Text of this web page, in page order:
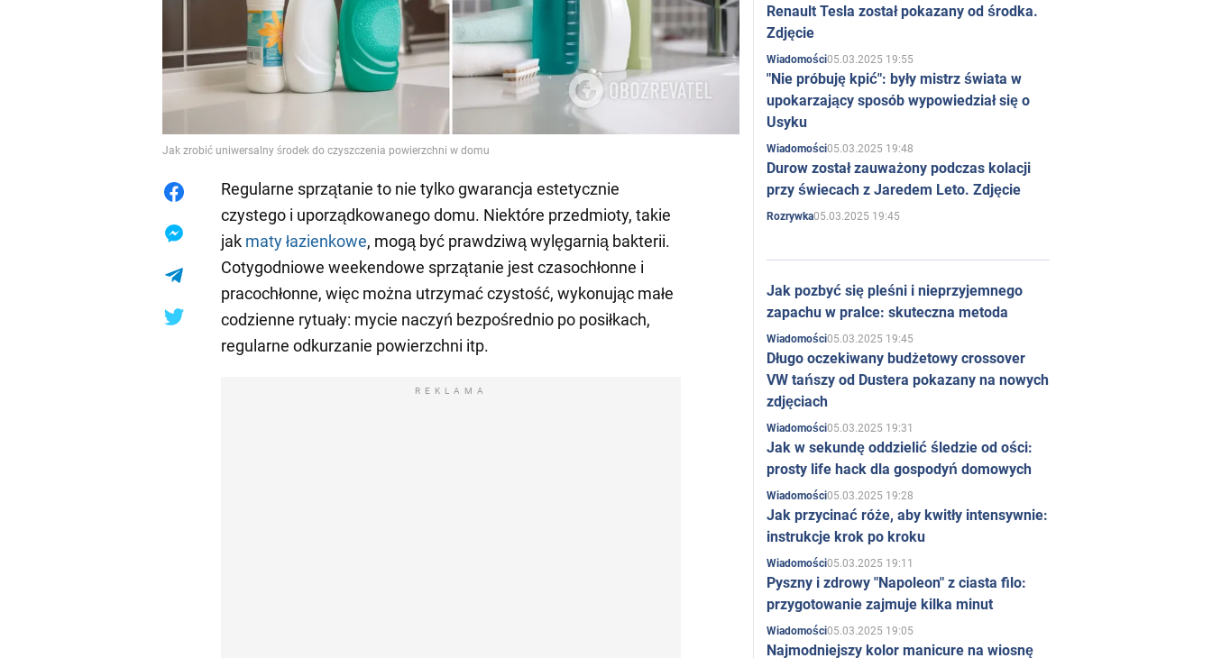
Jak zrobić uniwersalny środek do czyszczenia powierzchni w domu
Regularne sprzątanie to nie tylko gwarancja estetycznie
czystego i uporządkowanego domu. Niektóre przedmioty, takie
jak maty łazienkowe, mogą być prawdziwą wylęgarnią bakterii.
Cotygodniowe weekendowe sprzątanie jest czasochłonne i
pracochłonne, więc można utrzymać czystość, wykonując małe
codzienne rytuały: mycie naczyń bezpośrednio po posiłkach,
regularne odkurzanie powierzchni itp.
REKLAMA
Renault Tesla został pokazany od środka.
Zdjęcie
Wiadomości05.03.2025 19:55
"Nie próbuję kpić": były mistrz świata w
upokarzający sposób wypowiedział się o
Usyku
Wiadomości05.03.2025 19:48
Durow został zauważony podczas kolacji
przy świecach z Jaredem Leto. Zdjęcie
Rozrywka05.03.2025 19:45
Jak pozbyć się pleśni i nieprzyjemnego
zapachu w pralce: skuteczna metoda
Wiadomości05.03.2025 19:45
Długo oczekiwany budżetowy crossover
VW tańszy od Dustera pokazany na nowych
zdjęciach
Wiadomości05.03.2025 19:31
Jak w sekundę oddzielić śledzie od ości:
prosty life hack dla gospodyń domowych
Wiadomości05.03.2025 19:28
Jak przycinać róże, aby kwitły intensywnie:
instrukcje krok po kroku
Wiadomości05.03.2025 19:11
Pyszny i zdrowy "Napoleon" z ciasta filo:
przygotowanie zajmuje kilka minut
Wiadomości05.03.2025 19:05
Najmodniejszy kolor manicure na wiosnę